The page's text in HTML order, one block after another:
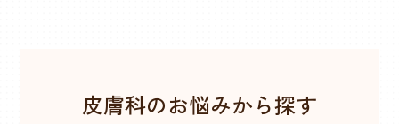
皮膚科のお悩みから探す